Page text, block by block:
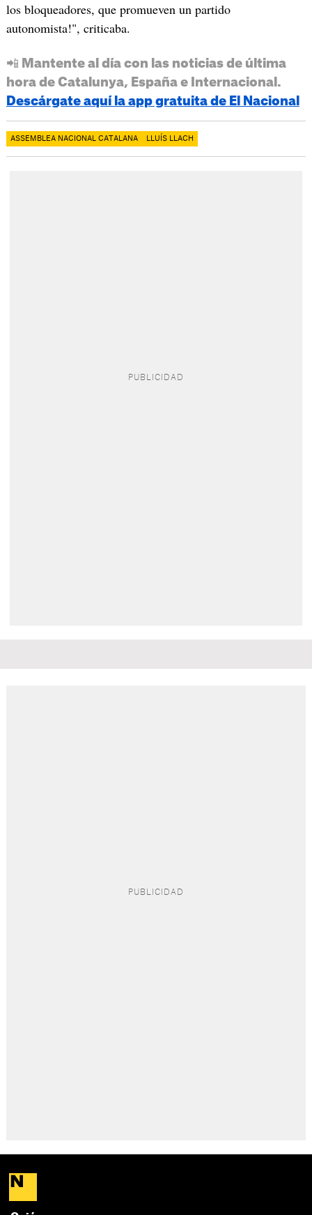
los bloqueadores, que promueven un partido
autonomista!", criticaba.
📲 Mantente al día con las noticias de última
hora de Catalunya, España e Internacional.
Descárgate aquí la app gratuita de El Nacional
ASSEMBLEA NACIONAL CATALANA LLUÍS LLACH